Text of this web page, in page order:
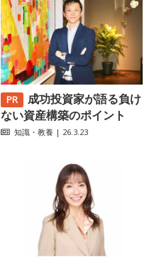
成功投資家が語る負け
ない資産構築のポイント
知識・教養 | 26.3.23